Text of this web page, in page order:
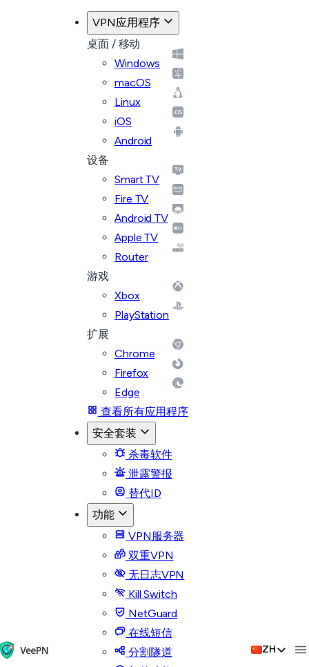
VPN应用程序
桌面 / 移动
Windows
macOS
Linux
iOS
Android
设备
Smart TV
Fire TV
Android TV
Apple TV
Router
游戏
Xbox
PlayStation
扩展
Chrome
Firefox
Edge
查看所有应用程序
安全套装
杀毒软件
泄露警报
替代ID
功能
VPN服务器
双重VPN
无日志VPN
Kill Switch
NetGuard
在线短信
分割隧道
ZH